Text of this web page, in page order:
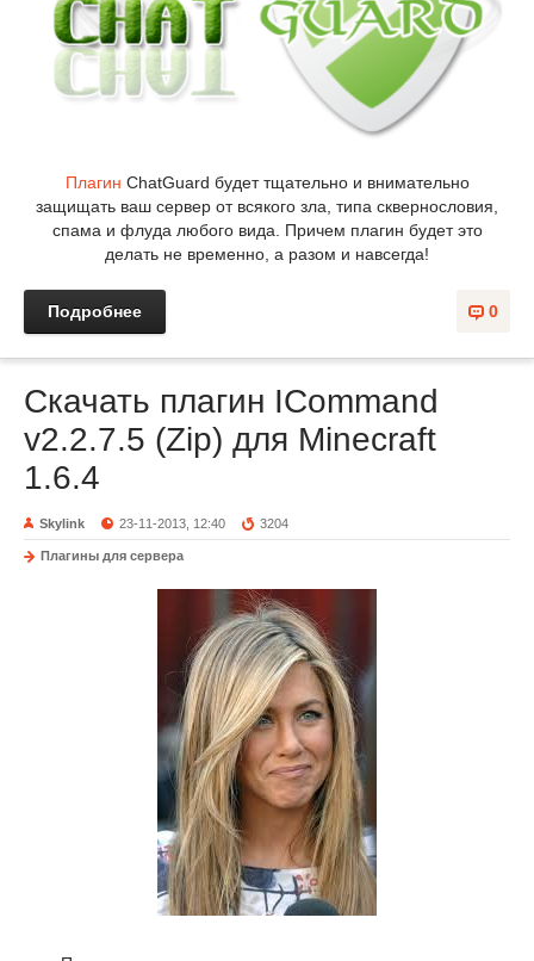
Плагин ChatGuard будет тщательно и внимательно
защищать ваш сервер от всякого зла, типа сквернословия,
спама и флуда любого вида. Причем плагин будет это
делать не временно, а разом и навсегда!
0
Подробнее
Скачать плагин ICommand
v2.2.7.5 (Zip) для Minecraft
1.6.4
Skylink 23-11-2013, 12:40 3204
Плагины для сервера